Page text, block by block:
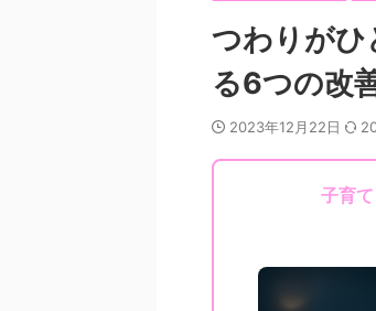
つわりがひ
る6つの改
2023年12月22日
子育